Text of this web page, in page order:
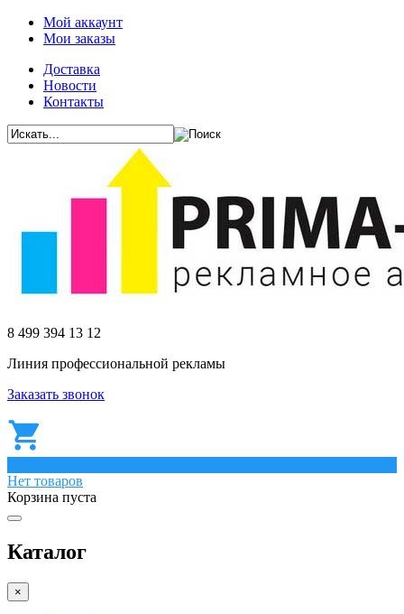
Мой аккаунт
Мои заказы
Доставка
Новости
Контакты
8 499 394 13 12
Линия профессиональной рекламы
Заказать звонок
Нет товаров
Корзина пуста
Каталог
×